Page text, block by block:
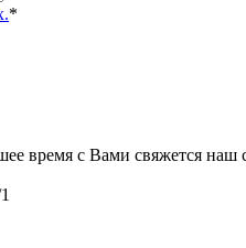
*
время с Вами свяжется наш